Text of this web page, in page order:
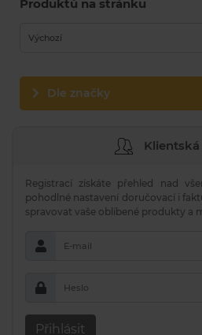
Produktů na stránku
Výchozí
Dle značky
Registrací získáte přehled nad
pohodlné nastavení doručovací i
spravovat vaše oblíbené produkty a
E-mail
Heslo
Přihlásit